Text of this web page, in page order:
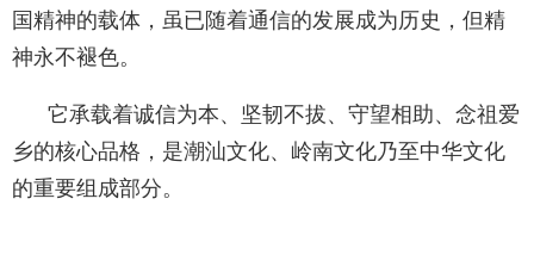
国精神的载体，虽已随着通信的发展成为历史，但精
神永不褪色。
它承载着诚信为本、坚韧不拔、守望相助、念祖爱
乡的核心品格，是潮汕文化、岭南文化乃至中华文化
的重要组成部分。